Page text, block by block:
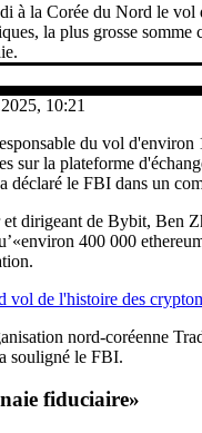
à la Corée du Nord le vol
la plus grosse somme
10:21
du vol d'environ
sur la plateforme
déclaré le FBI dans un
dirigeant de Bybit, Ben
400 000
vol de l'histoire des
nord-coréenne
souligné le FBI.
fiduciaire»